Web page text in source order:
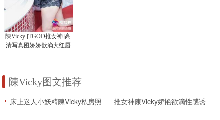
陳Vicky [TGOD推女神]高
清写真图娇娇欲滴大红唇
陳Vicky图文推荐
床上迷人小妖精陳Vicky私房照
推女神陳Vicky娇艳欲滴性感诱